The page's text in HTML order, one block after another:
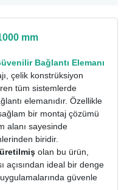
mm
Bağlantı Elemanı
çelik konstrüksiyon
tüm sistemlerde
elemanıdır. Özellikle
bir montaj çözümü
alanı sayesinde
biridir.
olan bu ürün,
açısından ideal bir denge
güvenle